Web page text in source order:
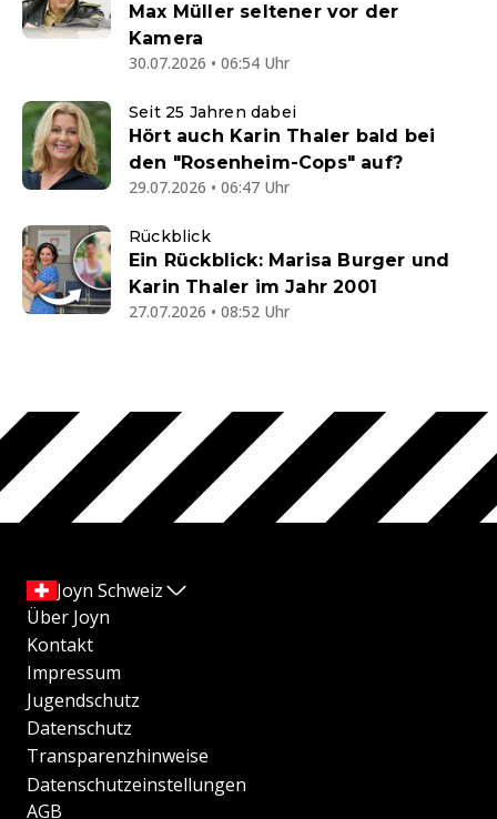
Max Müller seltener vor der
Kamera
30.07.2026 • 06:54 Uhr
Seit 25 Jahren dabei
Hört auch Karin Thaler bald bei
den "Rosenheim-Cops" auf?
29.07.2026 • 06:47 Uhr
Rückblick
Ein Rückblick: Marisa Burger und
Karin Thaler im Jahr 2001
27.07.2026 • 08:52 Uhr
Joyn Schweiz
Über Joyn
Kontakt
Impressum
Jugendschutz
Datenschutz
Transparenzhinweise
Datenschutzeinstellungen
AGB